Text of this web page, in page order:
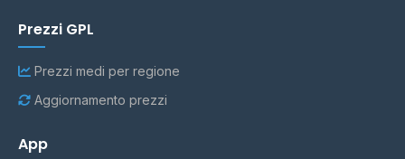
Prezzi GPL
Prezzi medi per regione
Aggiornamento prezzi
App